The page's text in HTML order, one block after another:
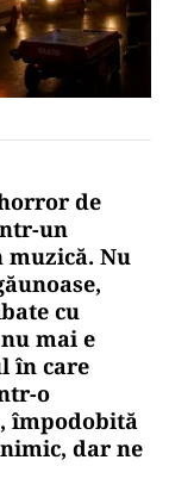
de
un
muzică. Nu
cu
mai e
în care
o
împodobită
dar ne